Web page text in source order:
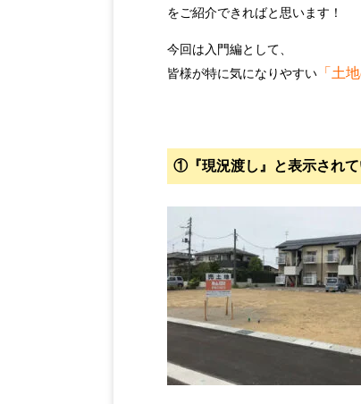
をご紹介できればと思います！
今回は入門編として、
皆様が特に気になりやすい 「土
①『現況渡し』と表示されて